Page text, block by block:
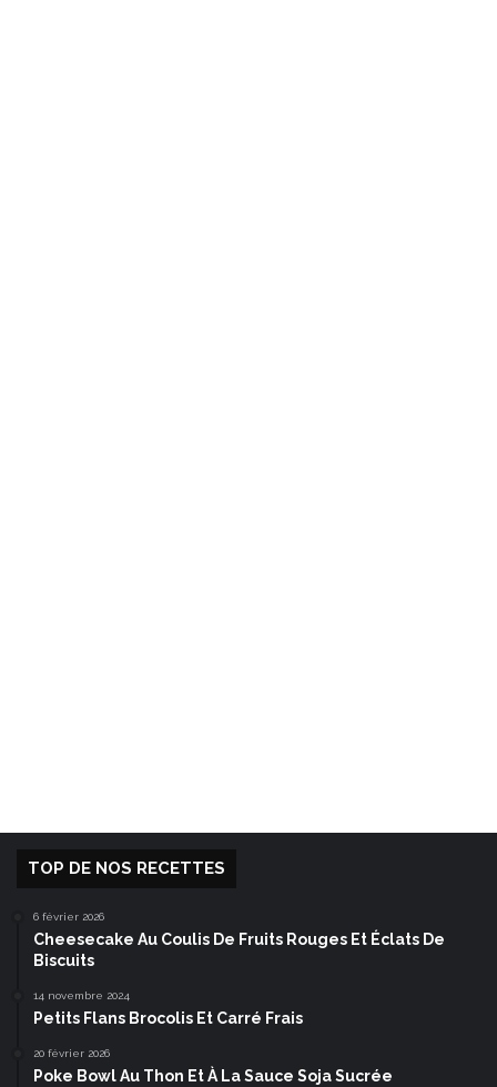
TOP DE NOS RECETTES
6 février 2026
Cheesecake Au Coulis De Fruits Rouges Et Éclats De
Biscuits
14 novembre 2024
Petits Flans Brocolis Et Carré Frais
20 février 2026
Poke Bowl Au Thon Et À La Sauce Soja Sucrée